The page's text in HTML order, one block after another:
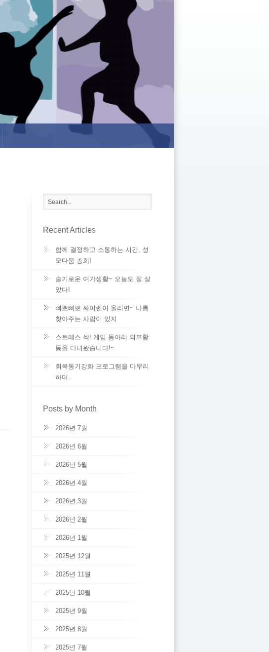
Recent Articles
함께 결정하고 소통하는 시간, 성
모다움 총회!
슬기로운 여가생활~ 오늘도 잘 살
았다!
삐뽀삐뽀 싸이렌이 울리면~ 나를
찾아주는 사람이 있지
스트레스 싹! 게임 동아리 외부활
동을 다녀왔습니다!~
회복동기강화 프로그램을 마무리
하며..
Posts by Month
2026년 7월
2026년 6월
2026년 5월
2026년 4월
2026년 3월
2026년 2월
2026년 1월
2025년 12월
2025년 11월
2025년 10월
2025년 9월
2025년 8월
2025년 7월